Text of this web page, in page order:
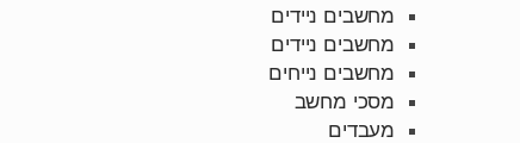
מחשבים ניידים
מחשבים ניידים
מחשבים נייחים
מסכי מחשב
מעבדים